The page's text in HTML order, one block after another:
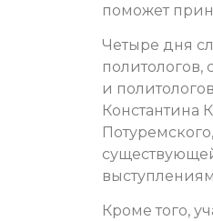
поможет
Четыре дня
и
Константина
Кроме того,